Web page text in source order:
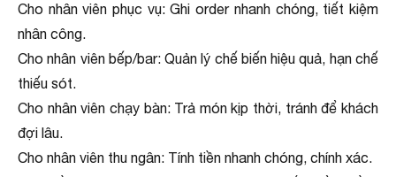
Cho nhân viên phục vụ: Ghi order nhanh chóng, tiết kiệm
nhân công.
Cho nhân viên bếp/bar: Quản lý chế biến hiệu quả, hạn chế
thiếu sót.
Cho nhân viên chạy bàn: Trả món kịp thời, tránh để khách
đợi lâu.
Cho nhân viên thu ngân: Tính tiền nhanh chóng, chính xác.